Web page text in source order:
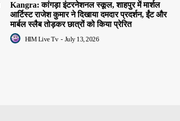
Kangra: कांगड़ा इंटरनेशनल स्कूल, शाहपुर में मार्शल
आर्टिस्ट राजेश कुमार ने दिखाया दमदार प्रदर्शन, ईंट और
मार्बल स्लैब तोड़कर छात्रों को किया प्रेरित
HIM Live Tv - July 13, 2026